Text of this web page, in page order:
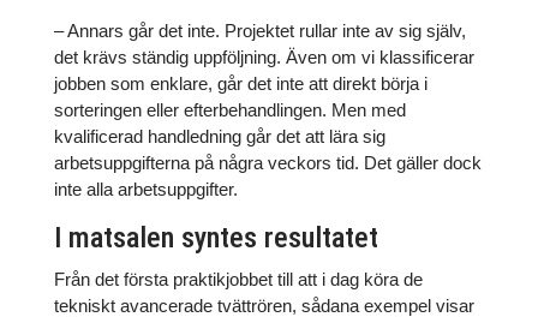
– Annars går det inte. Projektet rullar inte av sig själv,
det krävs ständig uppföljning. Även om vi klassificerar
jobben som enklare, går det inte att direkt börja i
sorteringen eller efterbehandlingen. Men med
kvalificerad handledning går det att lära sig
arbetsuppgifterna på några veckors tid. Det gäller dock
inte alla arbetsuppgifter.
I matsalen syntes resultatet
Från det första praktikjobbet till att i dag köra de
tekniskt avancerade tvättrören, sådana exempel visar